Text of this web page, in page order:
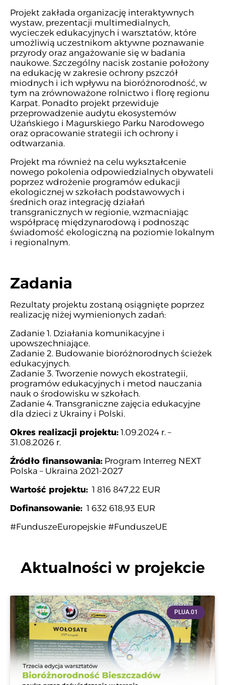
Projekt zakłada organizację interaktywnych
wystaw, prezentacji multimedialnych,
wycieczek edukacyjnych i warsztatów, które
umożliwią uczestnikom aktywne poznawanie
przyrody oraz angażowanie się w badania
naukowe. Szczególny nacisk zostanie położony
na edukację w zakresie ochrony pszczół
miodnych i ich wpływu na bioróżnorodność, w
tym na zrównoważone rolnictwo i florę regionu
Karpat. Ponadto projekt przewiduje
przeprowadzenie audytu ekosystemów
Użańskiego i Magurskiego Parku Narodowego
oraz opracowanie strategii ich ochrony i
odtwarzania.
Projekt ma również na celu wykształcenie
nowego pokolenia odpowiedzialnych obywateli
poprzez wdrożenie programów edukacji
ekologicznej w szkołach podstawowych i
średnich oraz integrację działań
transgranicznych w regionie, wzmacniając
współpracę międzynarodową i podnosząc
świadomość ekologiczną na poziomie lokalnym
i regionalnym.
Zadania
Rezultaty projektu zostaną osiągnięte poprzez
realizację niżej wymienionych zadań:
Zadanie 1. Działania komunikacyjne i
upowszechniające.
Zadanie 2. Budowanie bioróżnorodnych ścieżek
edukacyjnych.
Zadanie 3. Tworzenie nowych ekostrategii,
programów edukacyjnych i metod nauczania
nauk o środowisku w szkołach.
Zadanie 4. Transgraniczne zajęcia edukacyjne
dla dzieci z Ukrainy i Polski.
Okres realizacji projektu: 1.09.2024 r. –
31.08.2026 r.
Źródło finansowania: Program Interreg NEXT
Polska – Ukraina 2021-2027
Wartość projektu: 1 816 847,22 EUR
Dofinansowanie: 1 632 618,93 EUR
#FunduszeEuropejskie #FunduszeUE
Aktualności w projekcie
PLUA.01